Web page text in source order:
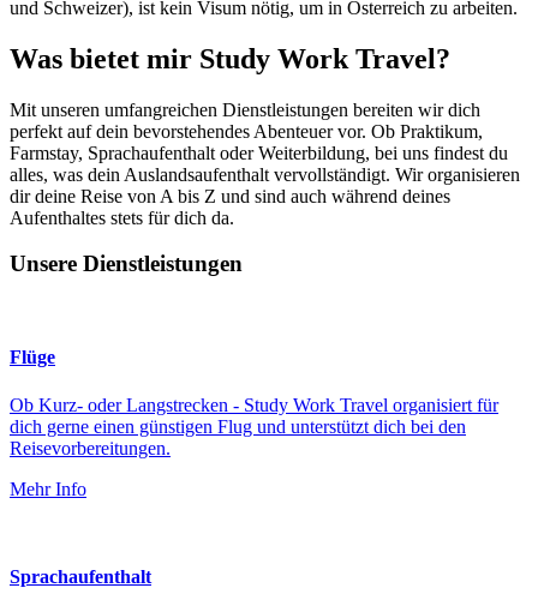
und Schweizer), ist kein Visum nötig, um in Österreich zu arbeiten.
Was bietet mir Study Work Travel?
Mit unseren umfangreichen Dienstleistungen bereiten wir dich
perfekt auf dein bevorstehendes Abenteuer vor. Ob Praktikum,
Farmstay, Sprachaufenthalt oder Weiterbildung, bei uns findest du
alles, was dein Auslandsaufenthalt vervollständigt. Wir organisieren
dir deine Reise von A bis Z und sind auch während deines
Aufenthaltes stets für dich da.
Unsere Dienstleistungen
Flüge
Ob Kurz- oder Langstrecken - Study Work Travel organisiert für
dich gerne einen günstigen Flug und unterstützt dich bei den
Reisevorbereitungen.
Mehr Info
Sprachaufenthalt